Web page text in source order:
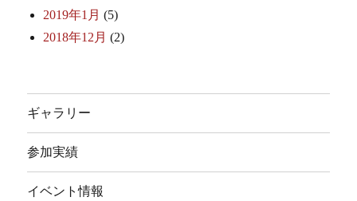
2019年1月 (5)
2018年12月 (2)
ギャラリー
参加実績
イベント情報